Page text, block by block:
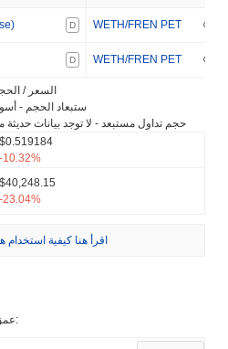
D WETH/FREN PET
D WETH/FREN PET
* السعر /
** ستبعاد الحجم -
*** حجم تداول مستبعد - لا توجد بيانات
$0.519184
-10.32%
$40,248.15
-23.04%
اقرأ هنا كيفية استخدام
Fren Pet عمق السوق التاريخي (10%):